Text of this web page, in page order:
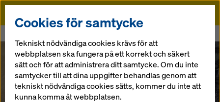
Doka
Doka tilldelas silver av EcoVadis
På väg mot netto-noll utsläpp 2040
Doka tilldelas
Cookies för samtycke
Tekniskt nödvändiga cookies krävs för att
webbplatsen ska fungera på ett korrekt och säkert
sätt och för att administrera ditt samtycke. Om du inte
samtycker till att dina uppgifter behandlas genom att
tekniskt nödvändiga cookies sätts, kommer du inte att
kunna komma åt webbplatsen.